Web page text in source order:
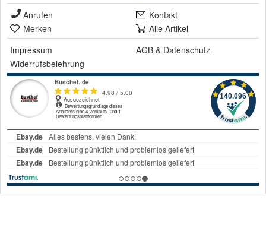
Anrufen
Kontakt
Merken
Alle Artikel
Impressum
AGB & Datenschutz
Widerrufsbelehrung